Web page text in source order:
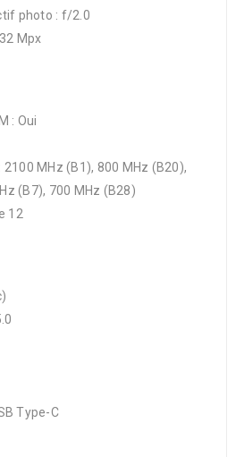
photo : f/2.0
Mpx
: Oui
MHz (B1), 800 MHz (B20),
(B7), 700 MHz (B28)
12
Type-C